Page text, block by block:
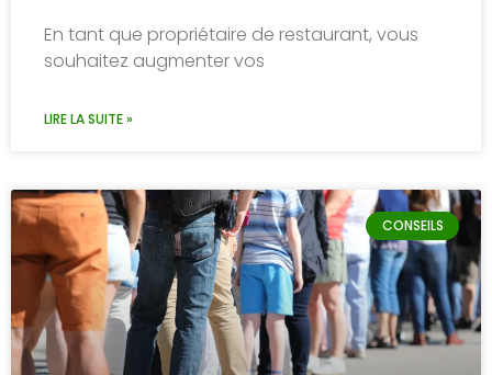
En tant que propriétaire de restaurant, vous
souhaitez augmenter vos
LIRE LA SUITE »
CONSEILS
Quel est votre secteur d'activité
paiement ?
Oui
Non
Suivant